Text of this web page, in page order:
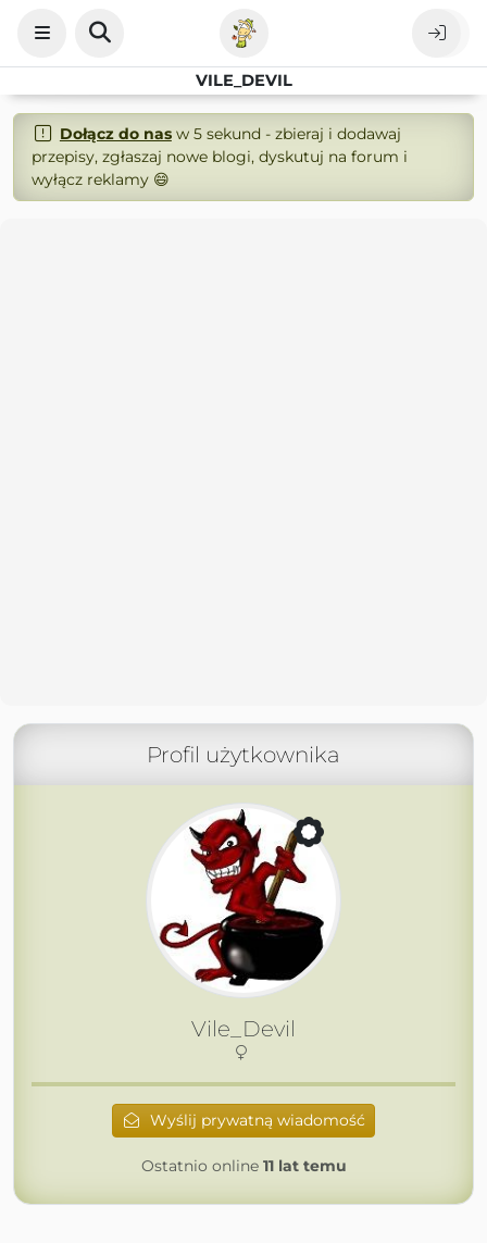
VILE_DEVIL
Dołącz do nasw 5 sekund - zbieraj i dodawaj
przepisy, zgłaszaj nowe blogi, dyskutuj na forum i
wyłącz reklamy 😄
Profil użytkownika
Vile_Devil
Wyślij prywatną wiadomość
Ostatnio online 11 lat temu